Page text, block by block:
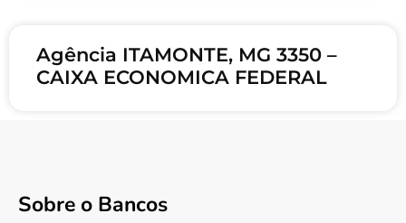
Agência ITAMONTE, MG 3350 –
CAIXA ECONOMICA FEDERAL
Sobre o Bancos